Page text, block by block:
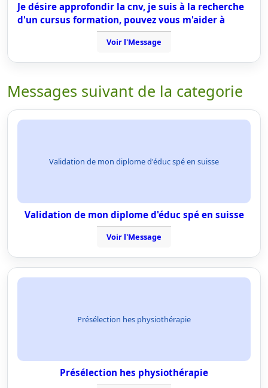
Je désire approfondir la cnv, je suis à la recherche
d'un cursus formation, pouvez vous m'aider à
Voir l'Message
Messages suivant de la categorie
Validation de mon diplome d'éduc spé en suisse
Validation de mon diplome d'éduc spé en suisse
Voir l'Message
Présélection hes physiothérapie
Présélection hes physiothérapie